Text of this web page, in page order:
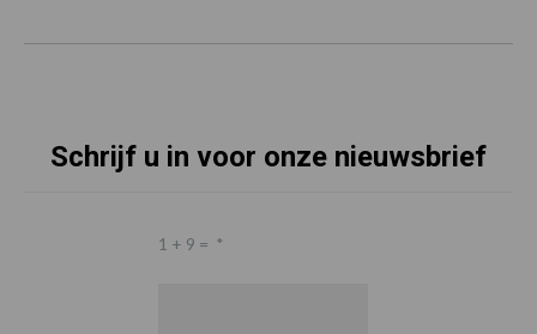
Schrijf u in voor onze nieuwsbrief
1 + 9 = *